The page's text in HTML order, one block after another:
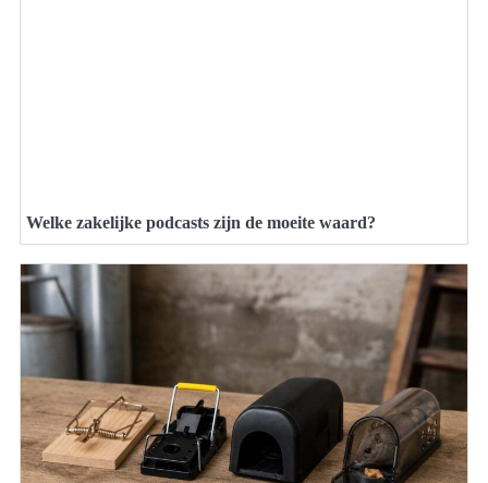
Welke zakelijke podcasts zijn de moeite waard?